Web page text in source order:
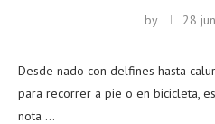
by 28
Desde nado con delfines hasta
para recorrer a pie o en bicicleta,
nota …